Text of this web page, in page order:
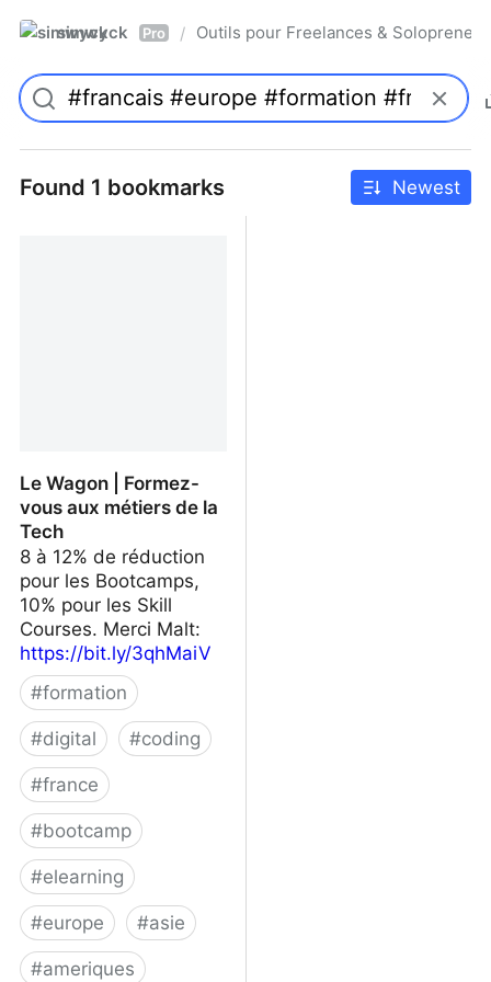
simwyck Pro / Outils pour Freelances &
Found 1 bookmarks Newest
Le Wagon | Formez-
vous aux métiers de la
Tech
8 à 12% de réduction
pour les Bootcamps,
10% pour les Skill
Courses. Merci Malt:
https://bit.ly/3qhMaiV
#formation
#digital #coding
#france
#bootcamp
#elearning
#europe #asie
#ameriques